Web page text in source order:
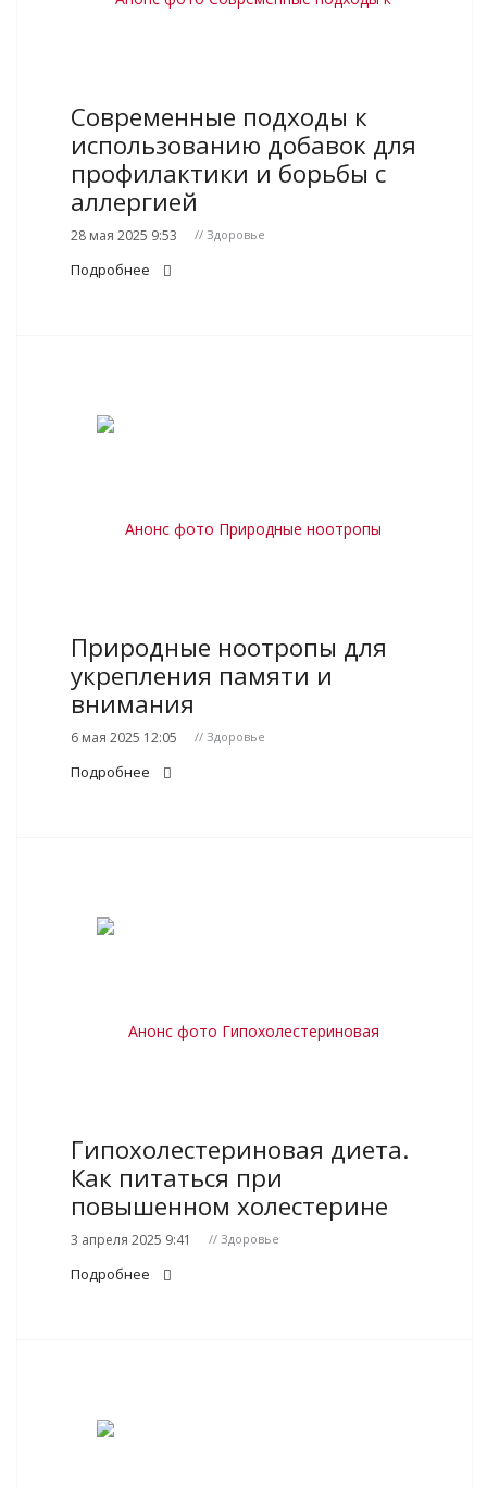
Современные подходы к
использованию добавок для
профилактики и борьбы с
аллергией
28 мая 2025 9:53 // Здоровье
Подробнее
Природные ноотропы для
укрепления памяти и
внимания
6 мая 2025 12:05 // Здоровье
Подробнее
Гипохолестериновая диета.
Как питаться при
повышенном холестерине
3 апреля 2025 9:41 // Здоровье
Подробнее